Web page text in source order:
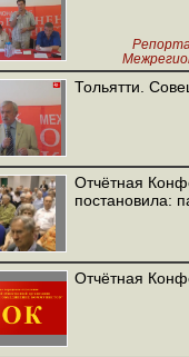
Тольятти.
Отчётная
постановила:
Отчётная